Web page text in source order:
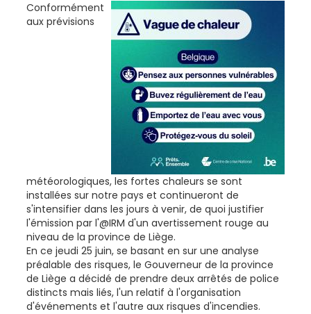
Conformément
aux prévisions
météorologiques, les fortes chaleurs se sont
installées sur notre pays et continueront de
s'intensifier dans les jours à venir, de quoi justifier
l'émission par l'@IRM d'un avertissement rouge au
niveau de la province de Liège.
En ce jeudi 25 juin, se basant en sur une analyse
préalable des risques, le Gouverneur de la province
de Liège a décidé de prendre deux arrêtés de police
distincts mais liés, l'un relatif à l'organisation
d'événements et l'autre aux risques d'incendies.